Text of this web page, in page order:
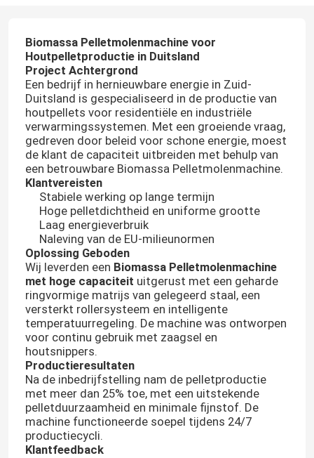
Biomassa Pelletmolenmachine voor
Houtpelletproductie in Duitsland
Project Achtergrond
Een bedrijf in hernieuwbare energie in Zuid-
Duitsland is gespecialiseerd in de productie van
houtpellets voor residentiële en industriële
verwarmingssystemen. Met een groeiende vraag,
gedreven door beleid voor schone energie, moest
de klant de capaciteit uitbreiden met behulp van
een betrouwbare Biomassa Pelletmolenmachine.
Klantvereisten
Stabiele werking op lange termijn
Hoge pelletdichtheid en uniforme grootte
Laag energieverbruik
Naleving van de EU-milieunormen
Oplossing Geboden
Wij leverden een Biomassa Pelletmolenmachine
met hoge capaciteit uitgerust met een geharde
ringvormige matrijs van gelegeerd staal, een
versterkt rollersysteem en intelligente
temperatuurregeling. De machine was ontworpen
voor continu gebruik met zaagsel en
houtsnippers.
Productieresultaten
Na de inbedrijfstelling nam de pelletproductie
met meer dan 25% toe, met een uitstekende
pelletduurzaamheid en minimale fijnstof. De
machine functioneerde soepel tijdens 24/7
productiecycli.
Klantfeedback